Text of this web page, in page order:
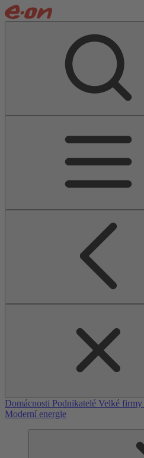
Domácnosti Podnikatelé Velké firmy
Moderní energie